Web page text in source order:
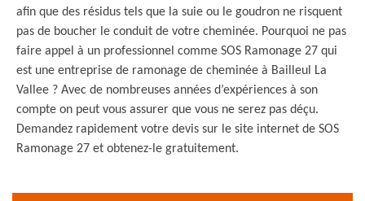
afin que des résidus tels que la suie ou le goudron ne risquent
pas de boucher le conduit de votre cheminée. Pourquoi ne pas
faire appel à un professionnel comme SOS Ramonage 27 qui
est une entreprise de ramonage de cheminée à Bailleul La
Vallee ? Avec de nombreuses années d’expériences à son
compte on peut vous assurer que vous ne serez pas déçu.
Demandez rapidement votre devis sur le site internet de SOS
Ramonage 27 et obtenez-le gratuitement.